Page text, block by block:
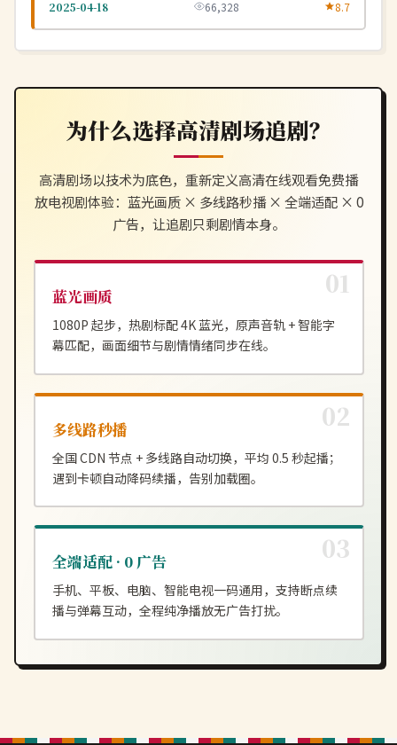
2025-04-18 66,328 8.7
为什么选择高清剧场追剧？
高清剧场以技术为底色，重新定义高清在线观看免费播
放电视剧体验：蓝光画质 × 多线路秒播 × 全端适配 × 0
广告，让追剧只剩剧情本身。
蓝光画质
1080P 起步，热剧标配 4K 蓝光，原声音轨 + 智能字
幕匹配，画面细节与剧情情绪同步在线。
多线路秒播
全国 CDN 节点 + 多线路自动切换，平均 0.5 秒起播；
遇到卡顿自动降码续播，告别加载圈。
全端适配 · 0 广告
手机、平板、电脑、智能电视一码通用，支持断点续
播与弹幕互动，全程纯净播放无广告打扰。